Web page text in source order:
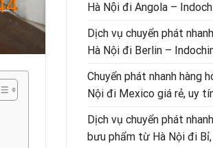
Hà Nội đi Angola –
Dịch vụ chuyển phát
Hà Nội đi Berlin –
Chuyển phát nhanh hàng
Nội đi Mexico giá rẻ, uy
Dịch vụ chuyển phát
bưu phẩm từ Hà Nội đi Bỉ,